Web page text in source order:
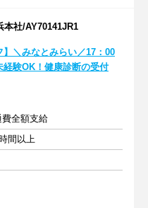
社/AY70141JR1
】＼みなとみらい／17：00
験OK！健康診断の受付
全額支給
間以上